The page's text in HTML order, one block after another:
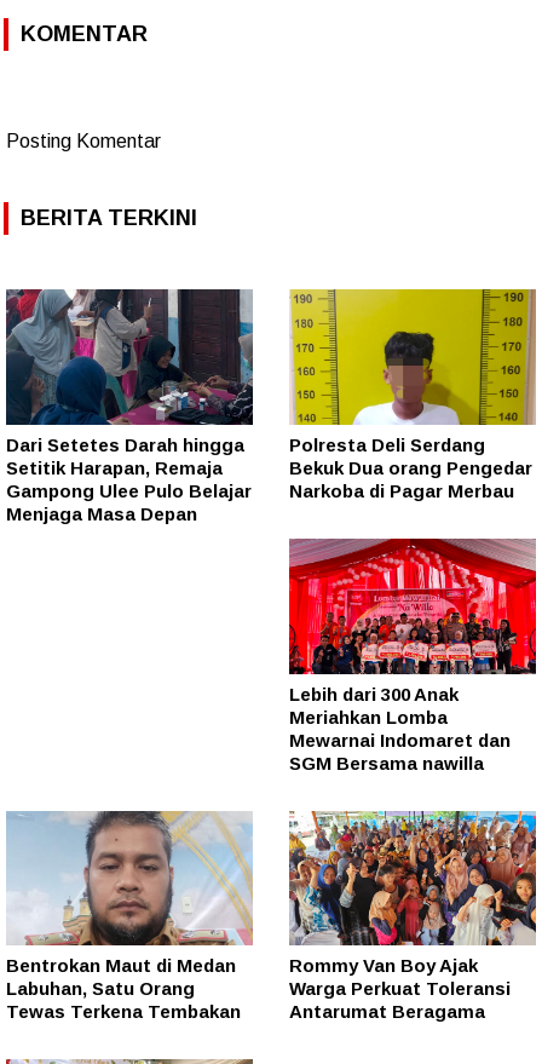
KOMENTAR
Posting Komentar
BERITA TERKINI
Dari Setetes Darah hingga
Setitik Harapan, Remaja
Gampong Ulee Pulo Belajar
Menjaga Masa Depan
Polresta Deli Serdang
Bekuk Dua orang Pengedar
Narkoba di Pagar Merbau
Lebih dari 300 Anak
Meriahkan Lomba
Mewarnai Indomaret dan
SGM Bersama nawilla
Bentrokan Maut di Medan
Labuhan, Satu Orang
Tewas Terkena Tembakan
Rommy Van Boy Ajak
Warga Perkuat Toleransi
Antarumat Beragama